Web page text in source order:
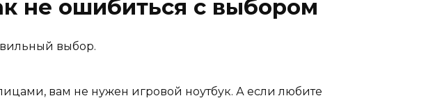
не ошибиться с выбором
выбор.
вам не нужен игровой ноутбук. А если любите